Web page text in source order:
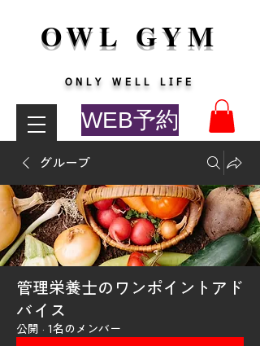
OWL GYM
​ONLY WELL LIFE
WEB予約
グループ
管理栄養士のワンポイントアド
バイス
公開 · 1名のメンバー